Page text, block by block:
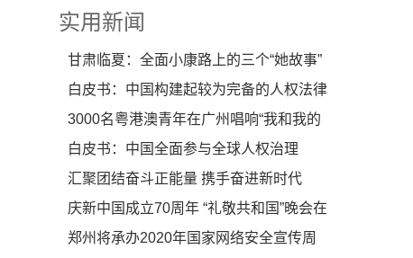
实用新闻
甘肃临夏：全面小康路上的三个“她故事”
白皮书：中国构建起较为完备的人权法律
保障体系
3000名粤港澳青年在广州唱响“我和我的
祖国”
白皮书：中国全面参与全球人权治理
汇聚团结奋斗正能量 携手奋进新时代
庆新中国成立70周年 “礼敬共和国”晚会在
东京举行
郑州将承办2020年国家网络安全宣传周